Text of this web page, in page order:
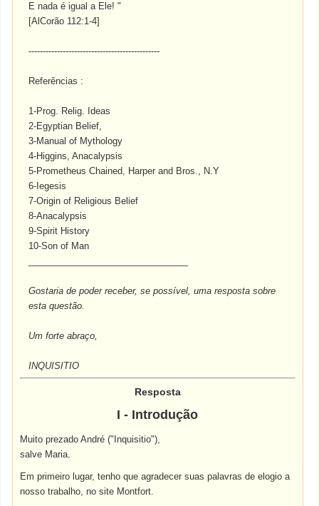
E nada é igual a Ele! "
[AlCorão 112:1-4]
----------------------------------------------
Referências :
1-Prog. Relig. Ideas
2-Egyptian Belief,
3-Manual of Mythology
4-Higgins, Anacalypsis
5-Prometheus Chained, Harper and Bros., N.Y
6-Iegesis
7-Origin of Religious Belief
8-Anacalypsis
9-Spirit History
10-Son of Man
Gostaria de poder receber, se possível, uma resposta sobre
esta questão.
Um forte abraço,
INQUISITIO
Resposta
I - Introdução
Muito prezado André ("Inquisitio"),
salve Maria.
Em primeiro lugar, tenho que agradecer suas palavras de elogio a
nosso trabalho, no site Montfort.